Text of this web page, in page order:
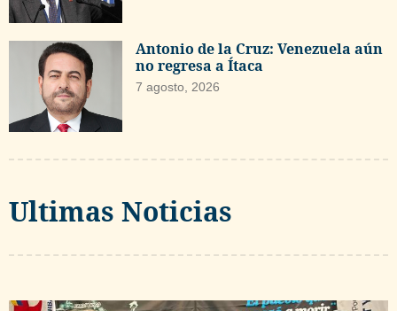
Antonio de la Cruz: Venezuela aún
no regresa a Ítaca
7 agosto, 2026
Ultimas Noticias